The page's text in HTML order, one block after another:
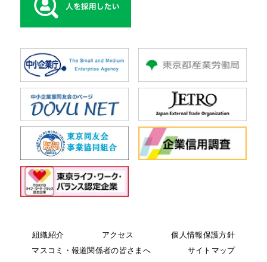
組織紹介 アクセス
個人情報保護方針
マスコミ・報道関係者の皆さまへ
サイトマップ